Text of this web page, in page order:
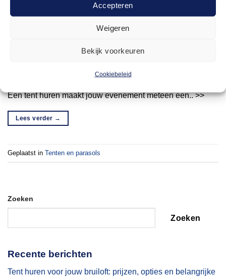
Accepteren
Weigeren
Bekijk voorkeuren
Cookiebeleid
DOOR
Leuk! Maar je vraagt je vast af: hoe zorg je ervoor dat je
gasten niet in de regen staan of smelten in de zon?
Een tent huren maakt jouw evenement meteen een.. >>
Lees verder →
Geplaatst in Tenten en parasols
Zoeken
Zoeken
Recente berichten
Tent huren voor jouw bruiloft: prijzen, opties en belangrijke